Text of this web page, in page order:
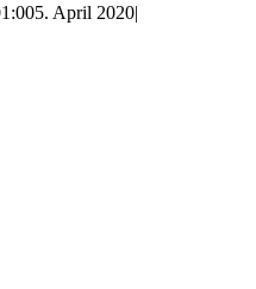
5. April 2020|